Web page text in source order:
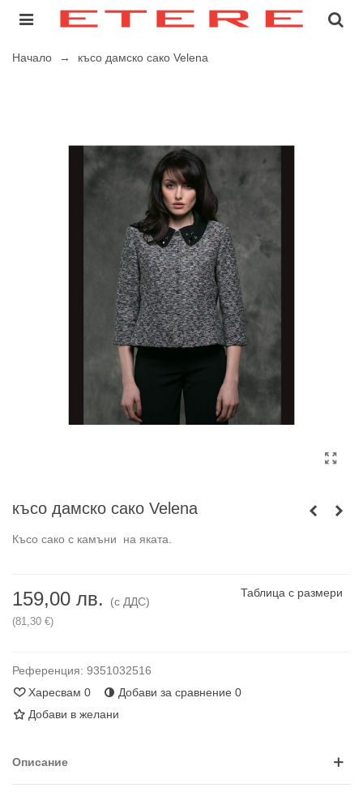
Начало → късо дамско сако Velеna
късо дамско сако Velеna
Късо сако с камъни на яката.
159,00 лв. (с ДДС)
(81,30 €)
Таблица с размери
Референция: 9351032516
Харесвам 0 Добави за сравнение 0
Добави в желани
Описание